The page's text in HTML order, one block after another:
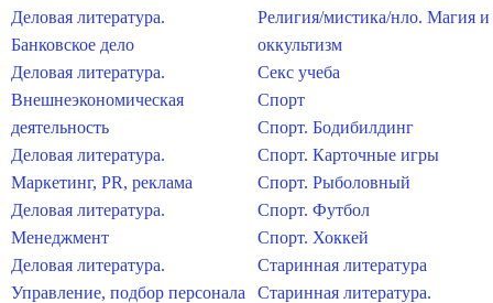
Деловая литература.
Банковское дело
Деловая литература.
Внешнеэкономическая
деятельность
Деловая литература.
Маркетинг, PR, реклама
Деловая литература.
Менеджмент
Деловая литература.
Управление, подбор персонала
Религия/мистика/нло. Магия и
оккультизм
Секс учеба
Спорт
Спорт. Бодибилдинг
Спорт. Карточные игры
Спорт. Рыболовный
Спорт. Футбол
Спорт. Хоккей
Старинная литература
Старинная литература.